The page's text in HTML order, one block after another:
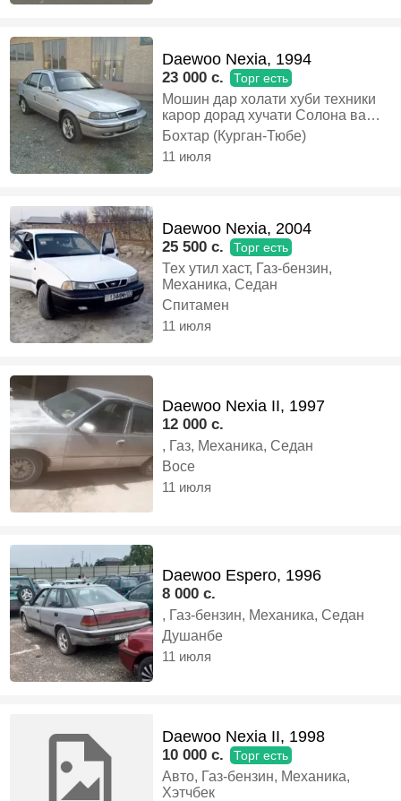
Daewoo Nexia, 1994
23 000 c. Торг есть
Мошин дар холати хуби техники
карор дорад хучати Солона ва
утилхам дора, Газ-бензин,
Механика, Седан
Бохтар (Курган-Тюбе)
11 июля
Daewoo Nexia, 2004
25 500 c. Торг есть
Тех утил хаст, Газ-бензин,
Механика, Седан
Спитамен
11 июля
Daewoo Nexia II, 1997
12 000 c.
, Газ, Механика, Седан
Восе
11 июля
Daewoo Espero, 1996
8 000 c.
, Газ-бензин, Механика, Седан
Душанбе
11 июля
Daewoo Nexia II, 1998
10 000 c. Торг есть
Авто, Газ-бензин, Механика,
Хэтчбек